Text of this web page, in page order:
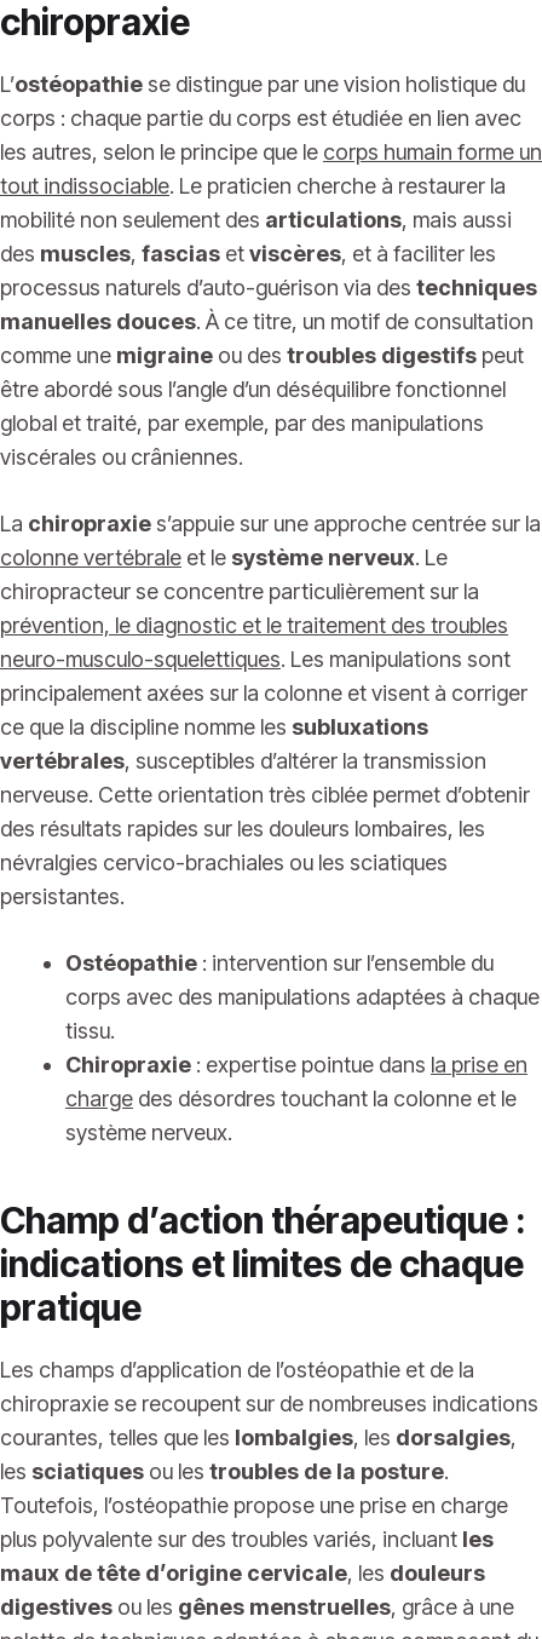
chiropraxie
L’ostéopathie se distingue par une vision holistique du
corps : chaque partie du corps est étudiée en lien avec
les autres, selon le principe que le corps humain forme un
tout indissociable. Le praticien cherche à restaurer la
mobilité non seulement des articulations, mais aussi
des muscles, fascias etviscères, et à faciliter les
processus naturels d’auto-guérison via des techniques
manuelles douces. À ce titre, un motif de consultation
comme une migraine ou des troubles digestifs peut
être abordé sous l’angle d’un déséquilibre fonctionnel
global et traité, par exemple, par des manipulations
viscérales ou crâniennes.
La chiropraxie s’appuie sur une approche centrée sur la
colonne vertébrale et le système nerveux. Le
chiropracteur se concentre particulièrement sur la
prévention, le diagnostic et le traitement des troubles
neuro-musculo-squelettiques. Les manipulations sont
principalement axées sur la colonne et visent à corriger
ce que la discipline nomme les subluxations
vertébrales, susceptibles d’altérer la transmission
nerveuse. Cette orientation très ciblée permet d’obtenir
des résultats rapides sur les douleurs lombaires, les
névralgies cervico-brachiales ou les sciatiques
persistantes.
Ostéopathie : intervention sur l’ensemble du
corps avec des manipulations adaptées à chaque
tissu.
Chiropraxie : expertise pointue dans la prise en
charge des désordres touchant la colonne et le
système nerveux.
Champ d’action thérapeutique :
indications et limites de chaque
pratique
Les champs d’application de l’ostéopathie et de la
chiropraxie se recoupent sur de nombreuses indications
courantes, telles que les lombalgies, les dorsalgies,
les sciatiques ou les troubles de la posture.
Toutefois, l’ostéopathie propose une prise en charge
plus polyvalente sur des troubles variés, incluant les
maux de tête d’origine cervicale, les douleurs
digestives ou les gênes menstruelles, grâce à une